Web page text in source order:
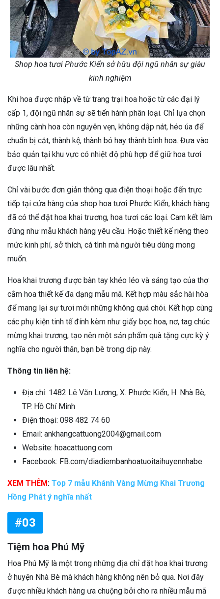
Shop hoa tươi Phước Kiển sở hữu đội ngũ nhân sự giàu
kinh nghiệm
Khi hoa được nhập về từ trang trại hoa hoặc từ các đại lý
cấp 1, đội ngũ nhân sự sẽ tiến hành phân loại. Chỉ lựa chọn
những cành hoa còn nguyên vẹn, không dập nát, héo úa để
chuẩn bị cắt, thành kệ, thành bó hay thành bình hoa. Đưa vào
bảo quản tại khu vực có nhiệt độ phù hợp để giữ hoa tươi
được lâu nhất.
Chỉ vài bước đơn giản thông qua điện thoại hoặc đến trực
tiếp tại cửa hàng của shop hoa tươi Phước Kiển, khách hàng
đã có thể đặt hoa khai trương, hoa tươi các loại. Cam kết làm
đúng như mẫu khách hàng yêu cầu. Hoặc thiết kế riêng theo
mức kinh phí, sở thích, cá tình mà người tiêu dùng mong
muốn.
Hoa khai trương được bàn tay khéo léo và sáng tạo của thợ
cắm hoa thiết kế đa dạng mẫu mã. Kết hợp màu sắc hài hòa
để mang lại sự tươi mới những không quá chói. Kết hợp cùng
các phụ kiện tinh tế đính kèm như giấy bọc hoa, nơ, tag chúc
mừng khai trương, tạo nên một sản phẩm quà tặng cực kỳ ý
nghĩa cho người thân, bạn bè trong dịp này.
Thông tin liên hệ:
Địa chỉ: 1482 Lê Văn Lương, X. Phước Kiển, H. Nhà Bè,
TP. Hồ Chí Minh
Điện thoại: 098 482 74 60
Email: ankhangcattuong2004@gmail.com
Website: hoacattuong.com
Facebook: FB.com/diadiembanhoatuoitaihuyennhabe
XEM THÊM: Top 7 mẫu Khánh Vàng Mừng Khai Trương
Hồng Phát ý nghĩa nhất
#03
Tiệm hoa Phú Mỹ
Hoa Phú Mỹ là một trong những địa chỉ đặt hoa khai trương
ở huyện Nhà Bè mà khách hàng không nên bỏ qua. Nơi đây
được nhiều khách hàng ưa chuộng bởi cho ra nhiều mẫu mã